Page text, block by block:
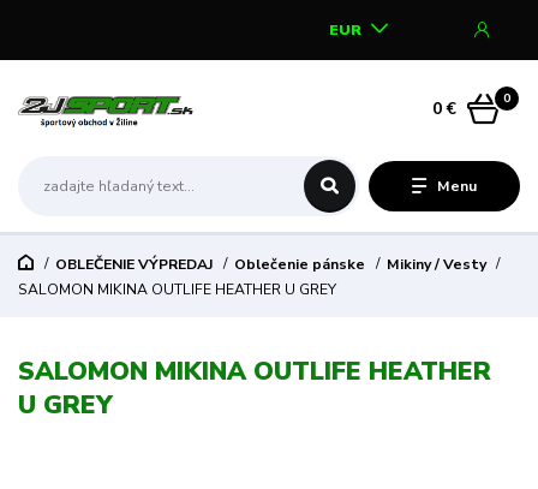
Menu
EUR
0
0 €
OBLEČENIE VÝPREDAJ Oblečenie pánske
Mikiny / Vesty
SALOMON MIKINA OUTLIFE HEATHER U GREY
SALOMON MIKINA OUTLIFE HEATHER
U GREY